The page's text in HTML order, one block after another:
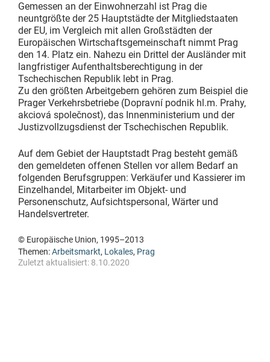
Gemessen an der Einwohnerzahl ist Prag die
neuntgrößte der 25 Hauptstädte der Mitgliedstaaten
der EU, im Vergleich mit allen Großstädten der
Europäischen Wirtschaftsgemeinschaft nimmt Prag
den 14. Platz ein. Nahezu ein Drittel der Ausländer mit
langfristiger Aufenthaltsberechtigung in der
Tschechischen Republik lebt in Prag.
Zu den größten Arbeitgebern gehören zum Beispiel die
Prager Verkehrsbetriebe (Dopravní podnik hl.m. Prahy,
akciová společnost), das Innenministerium und der
Justizvollzugsdienst der Tschechischen Republik.
Auf dem Gebiet der Hauptstadt Prag besteht gemäß
den gemeldeten offenen Stellen vor allem Bedarf an
folgenden Berufsgruppen: Verkäufer und Kassierer im
Einzelhandel, Mitarbeiter im Objekt- und
Personenschutz, Aufsichtspersonal, Wärter und
Handelsvertreter.
© Europäische Union, 1995–2013
Themen:Arbeitsmarkt, Lokales, Prag
Zuletzt aktualisiert: 8.10.2020